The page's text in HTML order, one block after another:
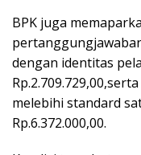
BPK juga
dengan identitas
melebihi standard
Rp.6.372.000,00.